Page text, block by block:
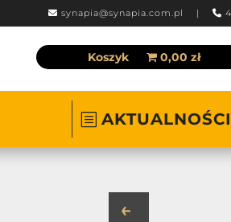
synapia@synapia.com.pl |
Koszyk 0,00 zł
AKTUALNOŚCI
←